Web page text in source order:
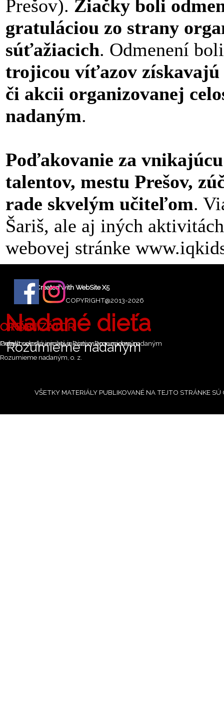
Prešov). Žiačky boli
gratuláciou zo strany
súťažiacich. Odmenení
trojicou víťazov
či akcii organizovanej
nadaným.
Poďakovanie za
talentov, mestu Prešov,
rade skvelým učiteľom.
Šariš, ale aj iných
webovej stránke
Created with WebSite X5
COPYRIGHT@2013-2026
Nadané dieťa
O NÁS
Projekt celoslovenskej iniciatívy Rozumieme nadaným
ORGANIZÁTOR
Celoslovenská iniciatíva Rozumieme nadaným
Rozumieme nadaným, o. z.
Rozumieme nadaným
VŠETKY MATERIÁLY PUBLIKOVANÉ NA TEJTO STRÁNKE